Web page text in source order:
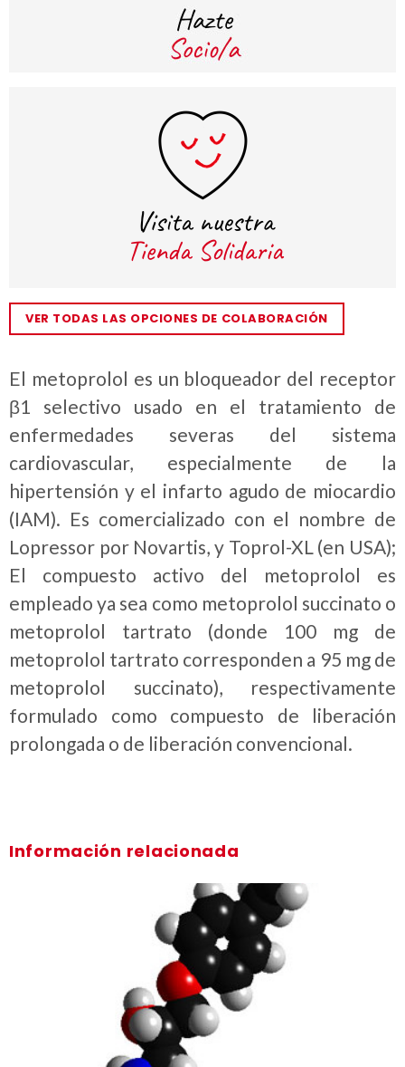
El metoprolol es un bloqueador del receptor
β1 selectivo usado en el tratamiento de
enfermedades severas del sistema
cardiovascular, especialmente de la
hipertensión y el infarto agudo de miocardio
(IAM). Es comercializado con el nombre de
Lopressor por Novartis, y Toprol-XL (en USA);
El compuesto activo del metoprolol es
empleado ya sea como metoprolol succinato o
metoprolol tartrato (donde 100 mg de
metoprolol tartrato corresponden a 95 mg de
metoprolol succinato), respectivamente
formulado como compuesto de liberación
prolongada o de liberación convencional.
VER TODAS LAS OPCIONES DE COLABORACIÓN
Información relacionada